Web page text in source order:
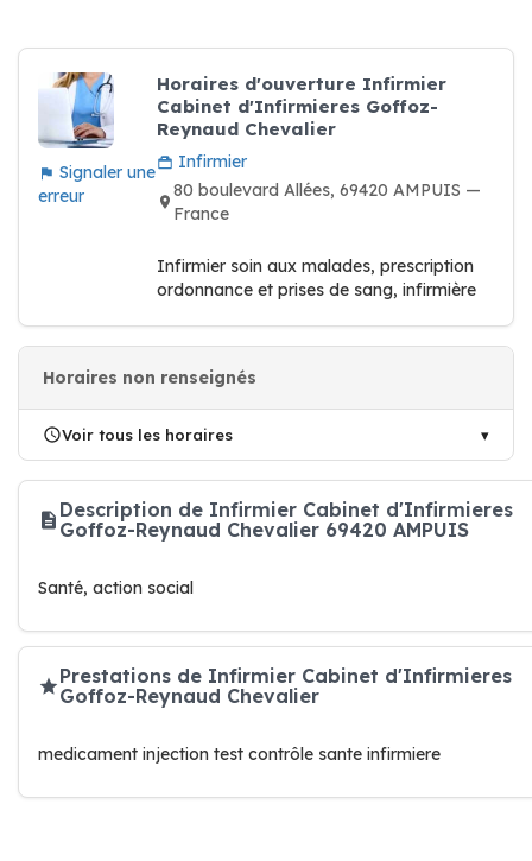
Signaler une
erreur
Horaires d'ouverture Infirmier
Cabinet d'Infirmieres Goffoz-
Reynaud Chevalier
Infirmier
80 boulevard Allées, 69420 AMPUIS —
France
Infirmier soin aux malades, prescription
ordonnance et prises de sang, infirmière
Horaires non renseignés
Voir tous les horaires
Description de Infirmier Cabinet d'Infirmieres
Goffoz-Reynaud Chevalier 69420 AMPUIS
Santé, action social
Prestations de Infirmier Cabinet d'Infirmieres
Goffoz-Reynaud Chevalier
medicament injection test contrôle sante infirmiere